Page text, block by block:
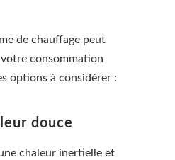
de chauffage peut
consommation
options à considérer :
douce
chaleur inertielle et